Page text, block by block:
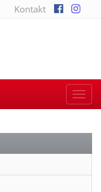
Kontakt